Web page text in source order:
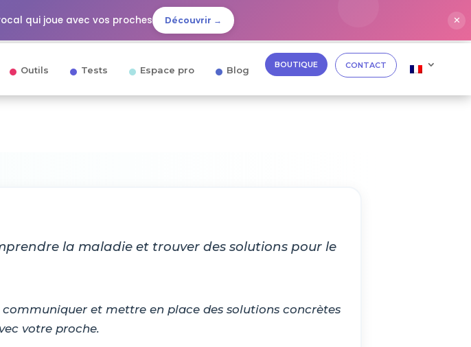
qui joue avec vos proches Découvrir → ✕
Outils Tests Espace pro Blog BOUTIQUE CONTACT
la maladie et trouver des solutions pour le
et mettre en place des solutions concrètes
votre proche.